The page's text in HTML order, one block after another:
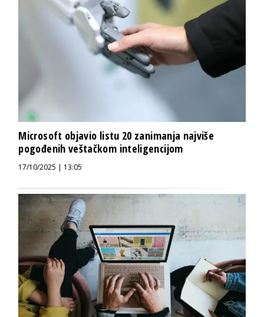
Microsoft objavio listu 20 zanimanja najviše
pogođenih veštačkom inteligencijom
17/10/2025 | 13:05